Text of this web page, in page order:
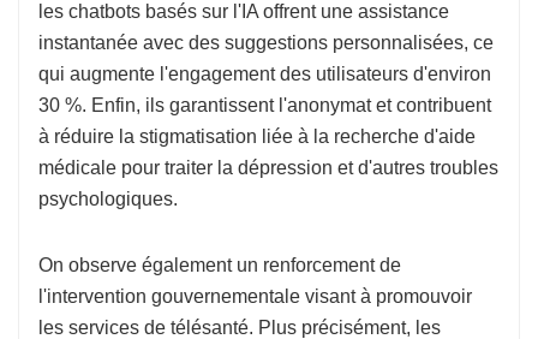
les chatbots basés sur l'IA offrent une assistance
instantanée avec des suggestions personnalisées, ce
qui augmente l'engagement des utilisateurs d'environ
30 %. Enfin, ils garantissent l'anonymat et contribuent
à réduire la stigmatisation liée à la recherche d'aide
médicale pour traiter la dépression et d'autres troubles
psychologiques.
On observe également un renforcement de
l'intervention gouvernementale visant à promouvoir
les services de télésanté. Plus précisément, les